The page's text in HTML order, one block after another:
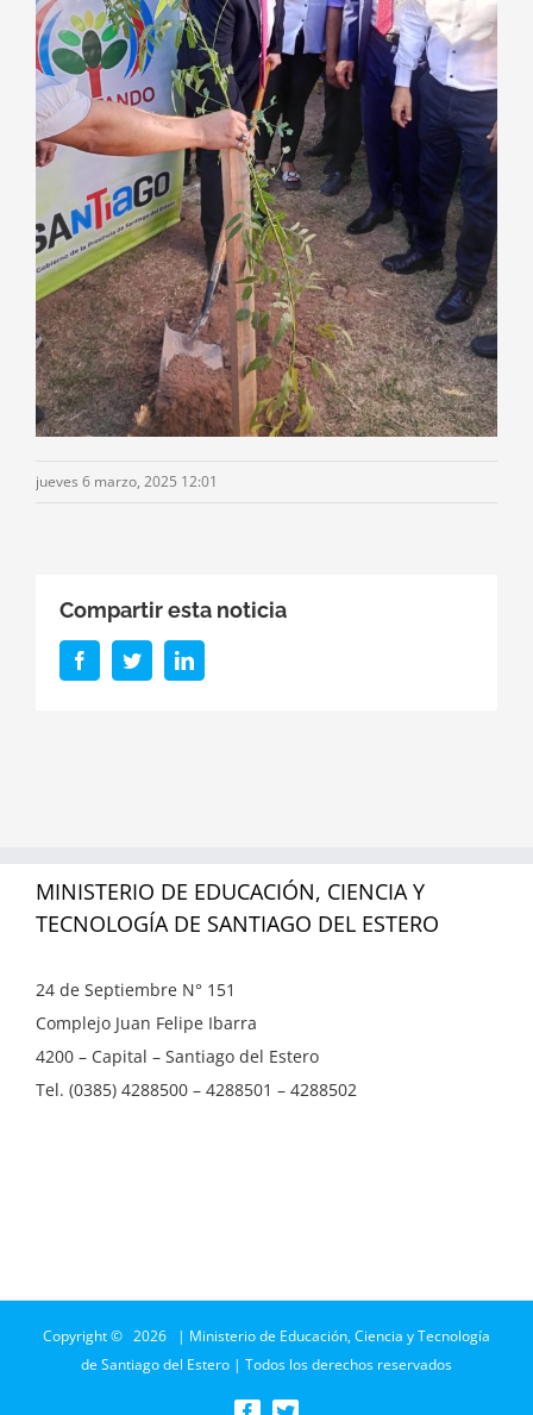
jueves 6 marzo, 2025 12:01
Compartir esta noticia
FacebookTwitterLinkedIn
MINISTERIO DE EDUCACIÓN, CIENCIA Y
TECNOLOGÍA DE SANTIAGO DEL ESTERO
24 de Septiembre N° 151
Complejo Juan Felipe Ibarra
4200 – Capital – Santiago del Estero
Tel. (0385) 4288500 – 4288501 – 4288502
Copyright © 2026 | Ministerio de Educación, Ciencia y Tecnología
de Santiago del Estero | Todos los derechos reservados